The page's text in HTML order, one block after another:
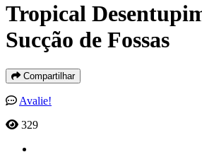
Tropical
Sucção de Fossas
Compartilhar
Avalie!
329